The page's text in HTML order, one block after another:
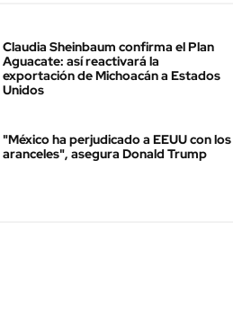
Claudia Sheinbaum confirma el Plan
Aguacate: así reactivará la
exportación de Michoacán a Estados
Unidos
"México ha perjudicado a EEUU con los
aranceles", asegura Donald Trump